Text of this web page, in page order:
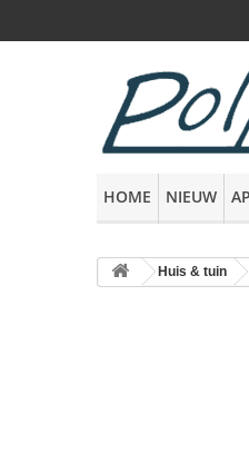
HOME NIEUW
Huis & tuin